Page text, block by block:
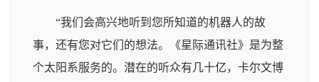
“我们会高兴地听到您所知道的机器人的故
事，还有您对它们的想法。《星际通讯社》是为整
个太阳系服务的。潜在的听众有几十亿，卡尔文博